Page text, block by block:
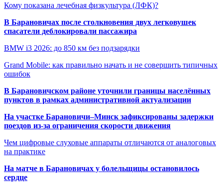
Кому показана лечебная физкультура (ЛФК)?
В Барановичах после столкновения двух легковушек
спасатели деблокировали пассажира
BMW i3 2026: до 850 км без подзарядки
Grand Mobile: как правильно начать и не совершить типичных
ошибок
В Барановичском районе уточнили границы населённых
пунктов в рамках административной актуализации
На участке Барановичи–Минск зафиксированы задержки
поездов из-за ограничения скорости движения
Чем цифровые слуховые аппараты отличаются от аналоговых
на практике
На матче в Барановичах у болельщицы остановилось
сердце